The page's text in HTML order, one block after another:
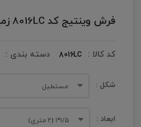
فرش وینتیج کد 8016LC زمینه تمام رنگ
کد کالا : 8016LC دسته بندی :
شکل : مستطیل
ابعاد : ۱/۵*۱ (۲ متری)